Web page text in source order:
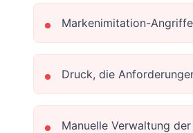
Markenimitation-
Druck, die
Manuelle Verwaltung